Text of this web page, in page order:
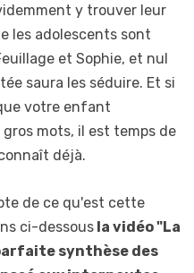
y trouver leur
les adolescents sont
et Sophie, et nul
saura les séduire. Et si
votre enfant
mots, il est temps de
déjà.
de ce qu'est cette
ci-dessous la vidéo "La
synthèse des